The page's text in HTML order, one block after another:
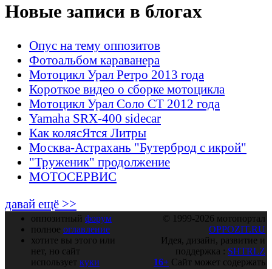
Новые записи в блогах
Опус на тему оппозитов
Фотоальбом караванера
Мотоцикл Урал Ретро 2013 года
Короткое видео о сборке мотоцикла
Мотоцикл Урал Соло СТ 2012 года
Yamaha SRX-400 sidecar
Как колясЯтся Литры
Москва-Астрахань "Бутерброд с икрой"
"Труженик" продолжение
МОТОСЕРВИС
давай ещё >>
оппозитный форум
полное оглавление
хотите вы этого или
нет, но сайт
использует куки
© 1999-2026 мотопортал
OPPOZIT.RU
Идея, дизайн, развитие и
поддержка : SHTRLZ
16+ Сайт может содержать